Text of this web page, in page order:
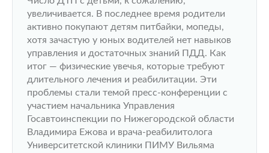
увеличивается. В последнее время родители
активно покупают детям питбайки, мопеды,
хотя зачастую у юных водителей нет навыков
управления и достаточных знаний ПДД. Как
итог — физические увечья, которые требуют
длительного лечения и реабилитации. Эти
проблемы стали темой пресс-конференции с
участием начальника Управления
Госавтоинспекции по Нижегородской области
Владимира Ежова и врача-реабилитолога
Университетской клиники ПИМУ Вильяма